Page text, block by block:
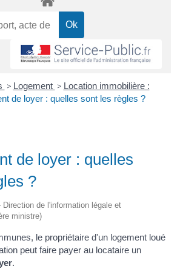
> Logement > Location immobilière :
de loyer : quelles sont les règles ?
de loyer : quelles
?
de l'information légale et
ministre)
le propriétaire d'un logement loué
peut faire payer au locataire un
.